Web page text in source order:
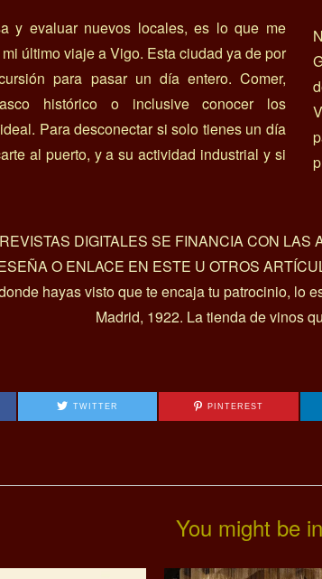
y evaluar nuevos locales, es lo que me
último viaje a Vigo. Esta ciudad ya de por
para pasar un día entero. Comer,
histórico o inclusive conocer los
Para desconectar si solo tienes un día
al puerto, y a su actividad industrial y si
DIGITALES SE FINANCIA CON
O ENLACE EN ESTE U OTROS
hayas visto que te encaja tu patrocinio, lo
Madrid, 1922. La tienda de vinos
TWITTER PINTEREST
You might be